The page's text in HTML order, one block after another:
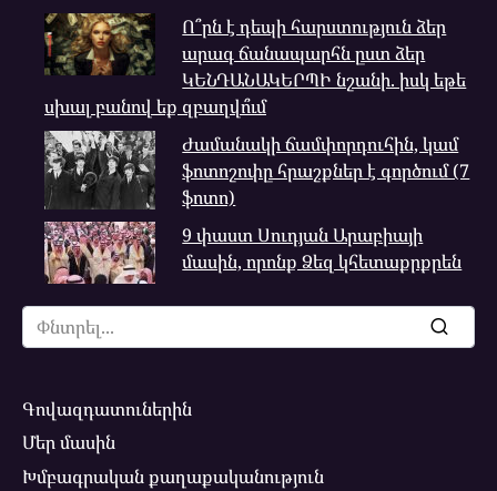
Ո՞րն է դեպի հարստություն ձեր
արագ ճանապարհն ըստ ձեր
ԿԵՆԴԱՆԱԿԵՐՊԻ նշանի. իսկ եթե
սխալ բանով եք զբաղվո՞ւմ
Ժամանակի ճամփորդուհին, կամ
ֆոտոշոփը հրաշքներ է գործում (7
ֆոտո)
9 փաստ Սուդյան Արաբիայի
մասին, որոնք Ձեզ կհետաքրքրեն
Search
for:
Գովազդատուներին
Մեր մասին
Խմբագրական քաղաքականություն